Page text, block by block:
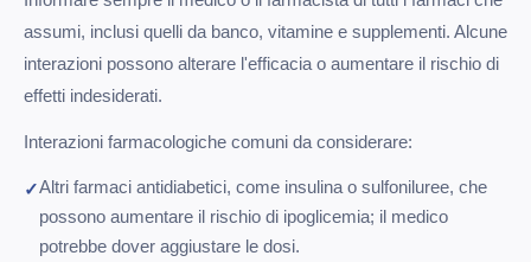
assumi, inclusi quelli da banco, vitamine e supplementi. Alcune
interazioni possono alterare l'efficacia o aumentare il rischio di
effetti indesiderati.
Interazioni farmacologiche comuni da considerare:
Altri farmaci antidiabetici, come insulina o sulfoniluree, che
possono aumentare il rischio di ipoglicemia; il medico
potrebbe dover aggiustare le dosi.